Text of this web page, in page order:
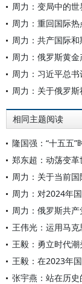
周力：重回国际
周力：共产国际
周力：俄罗斯黄
周力：习近平总
周力：关于俄罗斯
相同主题阅读
隆国强：“十五五
郑东超：动荡变
周力：关于当前
周力：对2024年
王伟光：运用马
王毅：在2023年
张宇燕：站在历